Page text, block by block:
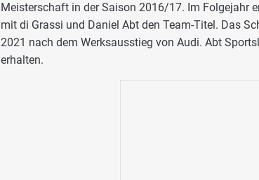
Meisterschaft in der Saison 2016/17. Im Folgejahr
mit di Grassi und Daniel Abt den Team-Titel. Das
2021 nach dem Werksausstieg von Audi. Abt
erhalten.